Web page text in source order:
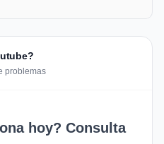
problemas
hoy? Consulta